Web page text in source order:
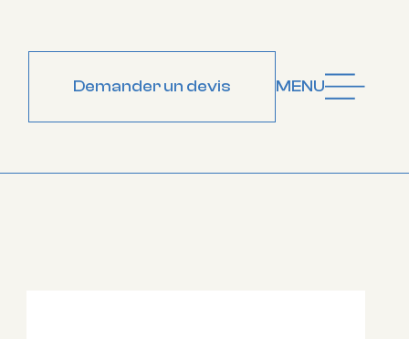
Demander un devis MENU